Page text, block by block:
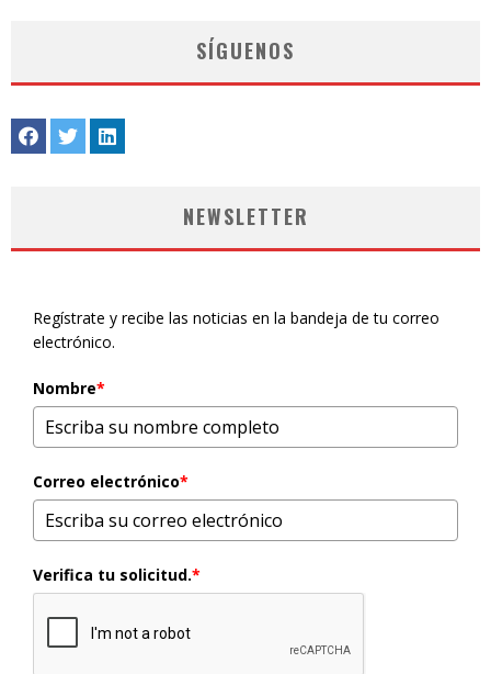
SÍGUENOS
NEWSLETTER
Regístrate y recibe las noticias en la bandeja de tu correo
electrónico.
Nombre*
Correo electrónico*
Verifica tu solicitud.*